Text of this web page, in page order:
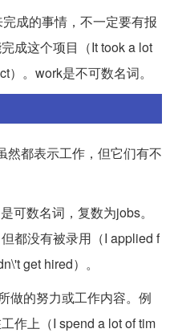
成的事情，不一定要有报
成这个项目（It took a lot
。work是不可数名词。
然都表示工作，但它们有不
可数名词，复数为jobs。
都没有被录用（I applied f
get hired）。
做的努力或工作内容。例
作上（I spend a lot of tim